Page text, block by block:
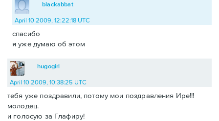
blackabbat
April 10 2009, 12:22:18 UTC
спасибо
я уже думаю об этом
hugogirl
April 10 2009, 10:38:25 UTC
тебя уже поздравили, потому мои поздравления Ире!!!
молодец.
и голосую за Глафиру!